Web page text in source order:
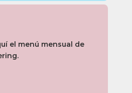
el menú mensual de